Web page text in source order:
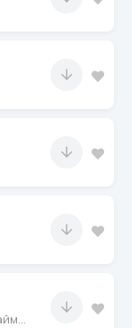
Иван Рейс, Мари Краймбрери